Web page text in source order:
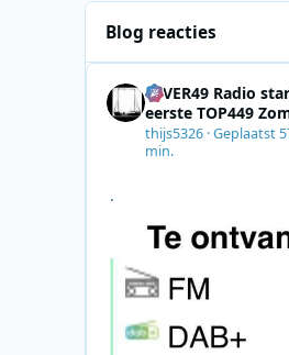
Blog reacties
4EVER49 Radio
eerste TOP449
thijs5326·Geplaatst
min.
.